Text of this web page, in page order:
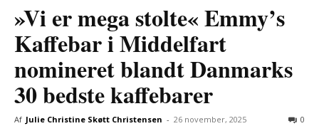
»Vi er mega stolte« Emmy’s
Kaffebar i Middelfart
nomineret blandt Danmarks
30 bedste kaffebarer
Af Julie Christine Skøtt Christensen - 26 november, 2025 0